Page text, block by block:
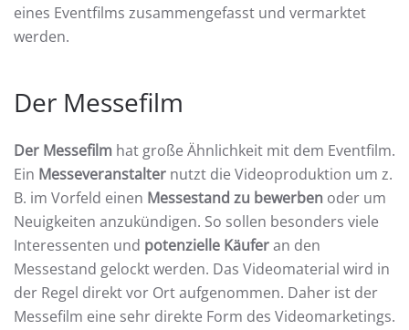
eines Eventfilms zusammengefasst und vermarktet
werden.
Der Messefilm
Der Messefilm hat große Ähnlichkeit mit dem Eventfilm.
Ein Messeveranstalter nutzt die Videoproduktion um z.
B. im Vorfeld einen Messestand zu bewerben oder um
Neuigkeiten anzukündigen. So sollen besonders viele
Interessenten und potenzielle Käuferan den
Messestand gelockt werden. Das Videomaterial wird in
der Regel direkt vor Ort aufgenommen. Daher ist der
Messefilm eine sehr direkte Form des Videomarketings.